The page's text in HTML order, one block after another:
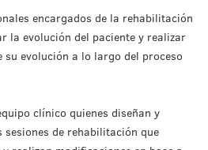
encargados de la rehabilitación
la evolución del paciente y realizar
su evolución a lo largo del proceso
clínico quienes diseñan y
sesiones de rehabilitación que